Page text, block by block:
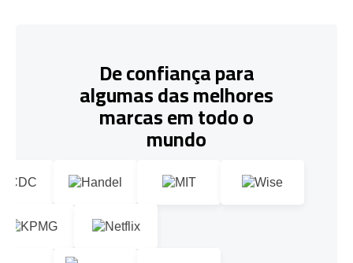
De confiança para
algumas das melhores
marcas em todo o
mundo